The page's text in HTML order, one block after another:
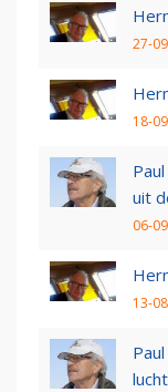
27-
18-
uit
06-
13-